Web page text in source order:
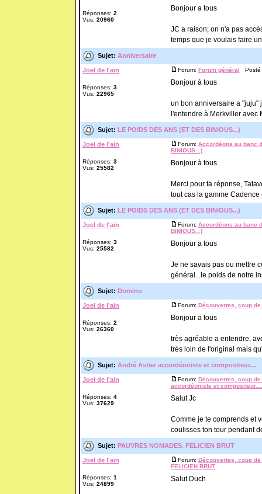
Réponses: 2
Vus: 20960
Bonjour a tous
JC a raison; on n'a pas
temps que je voulais faire
Sujet: Anniversaire
Joel de l'ain
Réponses: 3
Vus: 22965
Forum: Forum général Posté
Bonjour à tous
un bon anniversaire a "juju"
l'entendre à Merkviller avec
Sujet: LE POIDS DES ANS (ET DES BINIOUS...)
Joel de l'ain
Réponses: 3
Vus: 25582
Forum: Accordéons au banc
BINIOUS...)
Bonjour à tous
Merci pour ta réponse,
tout cas la gamme
Sujet: LE POIDS DES ANS (ET DES BINIOUS...)
Joel de l'ain
Réponses: 3
Vus: 25582
Forum: Accordéons au banc
BINIOUS...)
Bonjour a tous
Je ne savais pas ou mettre
général...le poids de notre
Sujet: Domino
Joel de l'ain
Réponses: 2
Vus: 26360
Forum: Découvertes, coup
Bonjour a tous
très agréable a entendre,
très loin de l'original mais
Sujet: André Astier accordéoniste et compositeur....
Joel de l'ain
Réponses: 4
Vus: 37629
Forum: Découvertes, coup
accordéoniste et compositeur....
Salut Jc
Comme je te comprends et
coulisses ton tour pendant
Sujet: PAUVRES NOMADES. FELICIEN BRUT
Joel de l'ain
Réponses: 1
Vus: 24899
Forum: Découvertes, coup
FELICIEN BRUT
Salut Duch